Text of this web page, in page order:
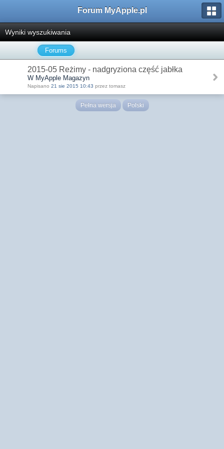
Forum MyApple.pl
Wyniki wyszukiwania
Forums
2015-05 Reżimy - nadgryziona część jabłka
W MyApple Magazyn
Napisano 21 sie 2015 10:43 przez tomasz
Pełna wersja Polski